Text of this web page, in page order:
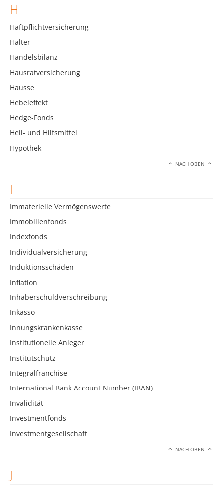
H
Haftpflichtversicherung
Halter
Handelsbilanz
Hausratversicherung
Hausse
Hebeleffekt
Hedge-Fonds
Heil- und Hilfsmittel
Hypothek
NACH OBEN
I
Immaterielle Vermögenswerte
Immobilienfonds
Indexfonds
Individualversicherung
Induktionsschäden
Inflation
Inhaberschuldverschreibung
Inkasso
Innungskrankenkasse
Institutionelle Anleger
Institutschutz
Integralfranchise
International Bank Account Number (IBAN)
Invalidität
Investmentfonds
Investmentgesellschaft
NACH OBEN
J